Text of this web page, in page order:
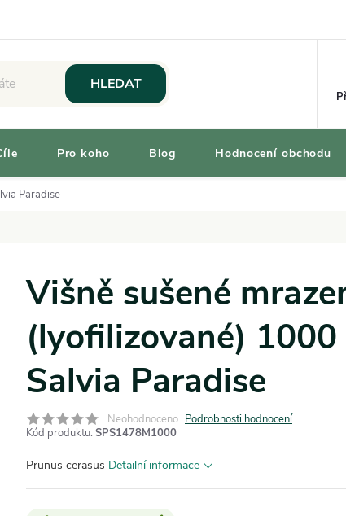
HLEDAT
Pro koho Blog Hodnocení obchodu
Paradise
Višně sušené
(lyofilizované) 1000
Salvia Paradise
Neohodnoceno Podrobnosti hodnocení
Kód produktu: SPS1478M1000
Prunus cerasus Detailní informace